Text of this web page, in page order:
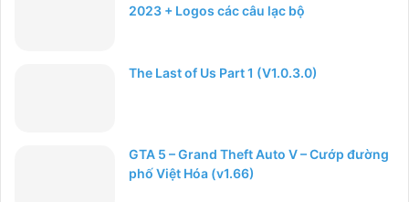
2023 + Logos các câu lạc bộ
The Last of Us Part 1 (V1.0.3.0)
GTA 5 – Grand Theft Auto V – Cướp đường
phố Việt Hóa (v1.66)